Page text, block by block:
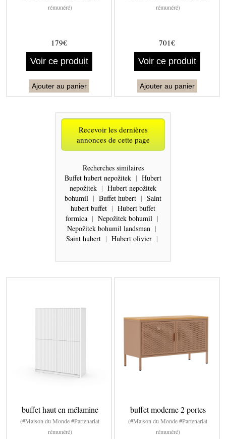
rémunéré)
179€
Voir ce produit
Ajouter au panier
rémunéré)
701€
Voir ce produit
Ajouter au panier
Recevoir les dernières
annonces de cette page
Recherches similaires
Buffet hubert nepožitek | Hubert
nepožitek | Hubert nepožitek
bohumil | Buffet hubert | Saint
hubert buffet | Hubert buffet
formica | Nepožitek bohumil |
Nepožitek bohumil landsman |
Saint hubert | Hubert olivier |
buffet haut en mélamine
(#Maison du Monde #Partenariat
rémunéré)
buffet moderne 2 portes
(#Maison du Monde #Partenariat
rémunéré)